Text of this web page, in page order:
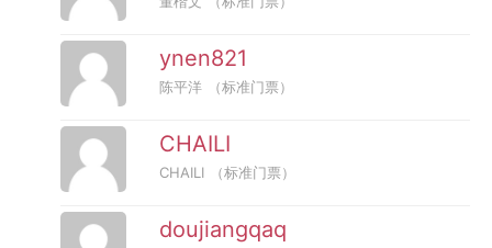
ynen821
陈平洋 （标准门票）
CHAILI
CHAILI （标准门票）
doujiangqaq